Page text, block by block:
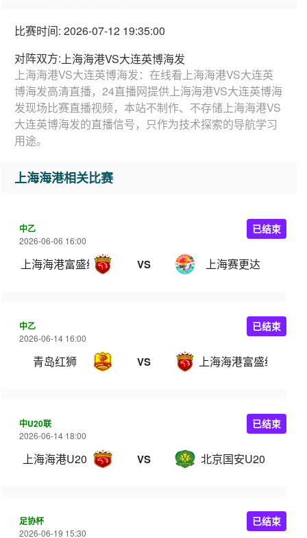
比赛时间: 2026-07-12 19:35:00
对阵双方: 上海海港VS大连英博海发
上海海港VS大连英博海发：在线看上海海港VS大连英
博海发高清直播，24直播网提供上海海港VS大连英博海
发现场比赛直播视频，本站不制作、不存储上海海港VS
大连英博海发的直播信号，只作为技术探索的导航学习
用途。
上海海港相关比赛
中乙
2026-06-06 16:00
上海海港富盛经开 VS 上海赛更达
已结束
中乙
2026-06-14 16:00
青岛红狮 VS 上海海港富盛经开
已结束
中U20联
2026-06-14 18:00
上海海港U20 VS 北京国安U20
已结束
足协杯
2026-06-19 15:30
已结束